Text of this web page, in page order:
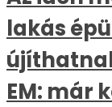
lakás
EM: már